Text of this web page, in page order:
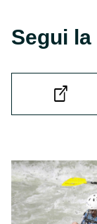
Segui